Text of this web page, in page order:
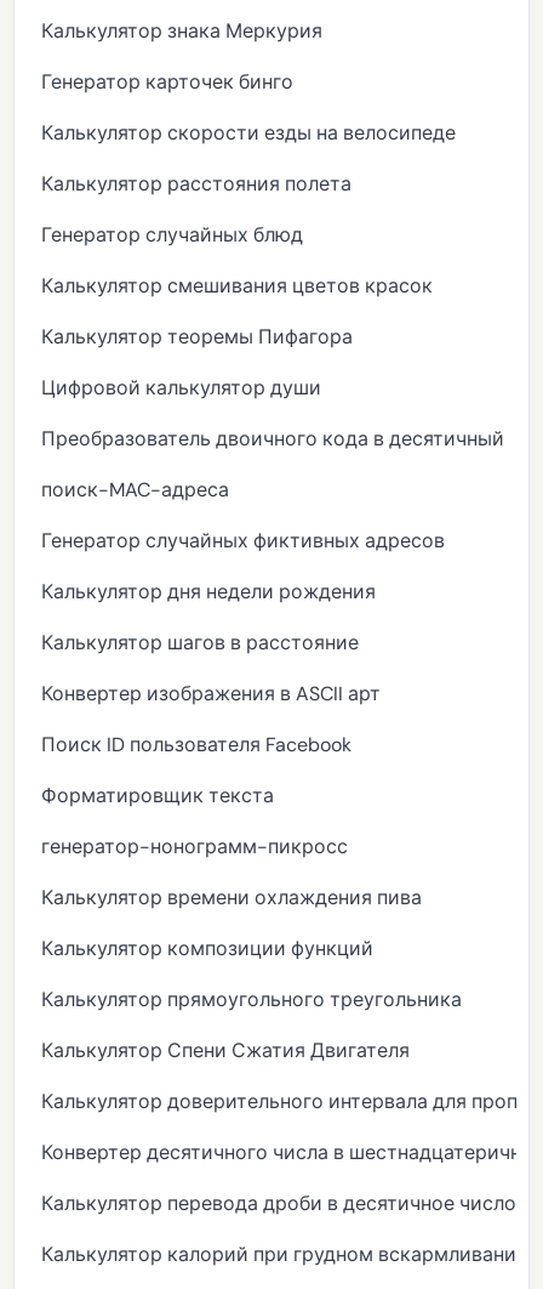
Калькулятор знака Меркурия
Генератор карточек бинго
Калькулятор скорости езды на велосипеде
Калькулятор расстояния полета
Генератор случайных блюд
Калькулятор смешивания цветов красок
Калькулятор теоремы Пифагора
Цифровой калькулятор души
Преобразователь двоичного кода в десятичный
поиск-MAC-адреса
Генератор случайных фиктивных адресов
Калькулятор дня недели рождения
Калькулятор шагов в расстояние
Конвертер изображения в ASCII арт
Поиск ID пользователя Facebook
Форматировщик текста
генератор-нонограмм-пикросс
Калькулятор времени охлаждения пива
Калькулятор композиции функций
Калькулятор прямоугольного треугольника
Калькулятор Спени Сжатия Двигателя
Калькулятор доверительного интервала для
Конвертер десятичного числа в
Калькулятор перевода дроби в десятичное число
Калькулятор калорий при грудном вскармливании